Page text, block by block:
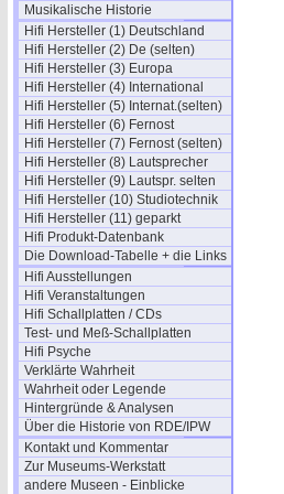
Musikalische Historie
Hifi Hersteller (1) Deutschland
Hifi Hersteller (2) De (selten)
Hifi Hersteller (3) Europa
Hifi Hersteller (4) International
Hifi Hersteller (5) Internat.(selten)
Hifi Hersteller (6) Fernost
Hifi Hersteller (7) Fernost (selten)
Hifi Hersteller (8) Lautsprecher
Hifi Hersteller (9) Lautspr. selten
Hifi Hersteller (10) Studiotechnik
Hifi Hersteller (11) geparkt
Hifi Produkt-Datenbank
Die Download-Tabelle + die Links
Hifi Ausstellungen
Hifi Veranstaltungen
Hifi Schallplatten / CDs
Test- und Meß-Schallplatten
Hifi Psyche
Verklärte Wahrheit
Wahrheit oder Legende
Hintergründe & Analysen
Über die Historie von RDE/IPW
Kontakt und Kommentar
Zur Museums-Werkstatt
andere Museen - Einblicke